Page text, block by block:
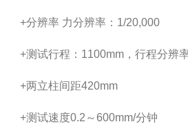
+分辨率 力分辨率：1/20,000
+测试行程：1100mm，行程分辨
+两立柱间距420mm
+测试速度0.2～600mm/分钟